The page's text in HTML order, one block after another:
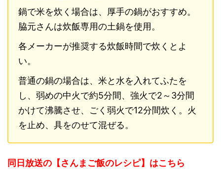
鍋で米を炊く場合は、厚手の鍋がおすすめ。
脇元さんは炊飯専用の土鍋を使用。
各メーカーが推奨する炊飯時間で炊くとよ
い。
普通の鍋の場合は、米と水を入れてふたを
し、弱めの中火で約5分間、強火で2～3分間
かけて沸騰させ、ごく弱火で12分間炊く。火
を止め、具をのせて混ぜる。
同日放送の【さんまご飯のレシピ】はこちら